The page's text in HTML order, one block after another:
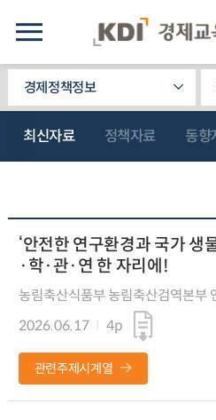
경제정책정보
최신자료 정책자료 동향
‘안전한 연구환경과 국가 생
·학·관·연 한 자리에!
농림축산식품부 농림축산검역본부
2026.06.17
4p
관련주제시계열